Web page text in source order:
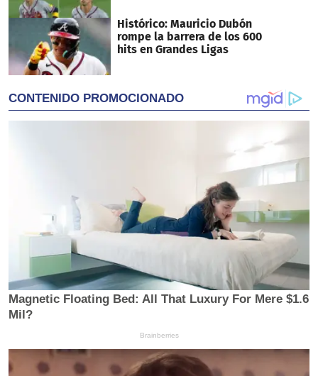
Histórico: Mauricio Dubón
rompe la barrera de los 600
hits en Grandes Ligas